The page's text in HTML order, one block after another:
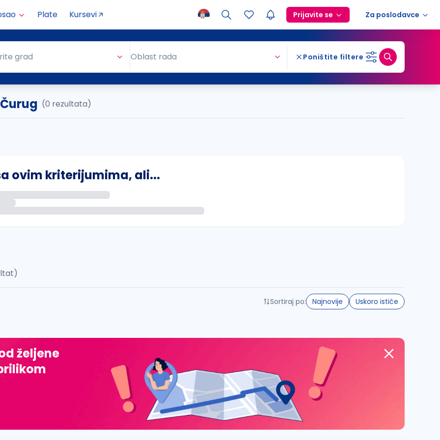
Plate Kursevi Prijavite se Za poslodavce
grad Oblast rada Poništite filtere
(0 rezultata)
ovim kriterijumima, ali...
đ, ž, dž)
Sortiraj po: Najnovije Uskoro ističe
željene